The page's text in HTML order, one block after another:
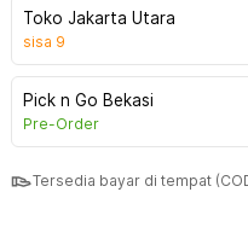
Toko Jakarta Utara
sisa 9
Pick n Go Bekasi
Pre-Order
Tersedia bayar di tempat